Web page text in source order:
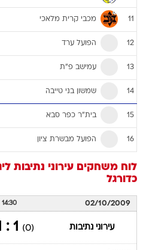
11 מכבי קרית מלאכי
12 הפועל ערד
13 עמישב פ"ת
14 שמשון בני טייבה
15 בית"ר כפר סבא
16 הפועל מבשרת ציון
לוח משחקים עירוני נתיבות
כדורגל
02/10/2009
14:30
עירוני נתיבות (0)
1 : 1